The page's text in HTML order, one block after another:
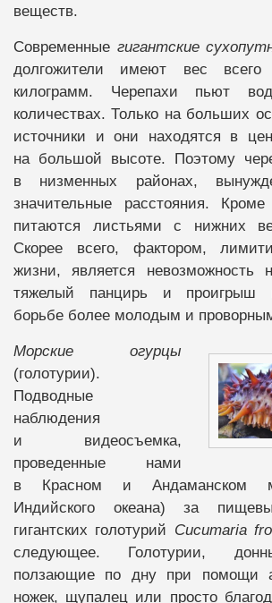
веществ.
Современные гигантские
долгожители имеют вес всего
килограмм. Черепахи пьют
количествах. Только на больших
источники и они находятся в
на большой высоте. Поэтому
в низменных районах,
значительные расстояния.
питаются листьями с нижних
Скорее всего, фактором,
жизни, является невозможность
тяжелый панцирь и проигрыш в
борьбе более молодым и
Морские огурцы
(голотурии).
Подводные
наблюдения
и видеосъемка,
проведенные нами
в Красном и Андаманском
Индийского океана) за
гигантских голотурий Cucumaria
следующее. Голотурии,
ползающие по дну при помощи
ножек, щупалец или просто